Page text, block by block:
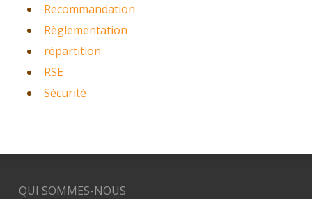
Recommandation
Règlementation
répartition
RSE
Sécurité
QUI SOMMES-NOUS